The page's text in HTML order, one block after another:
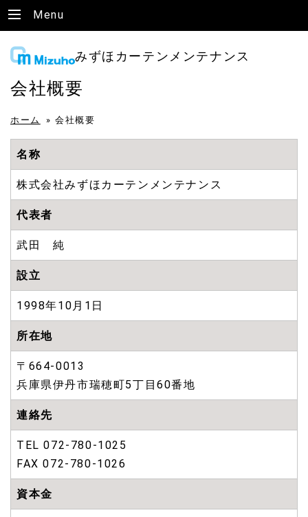
Menu
みずほカーテンメンテナンス
会社概要
ホーム » 会社概要
名称
株式会社みずほカーテンメンテナンス
代表者
武田 純
設立
1998年10月1日
所在地
〒664-0013
兵庫県伊丹市瑞穂町5丁目60番地
連絡先
TEL 072-780-1025
FAX 072-780-1026
資本金